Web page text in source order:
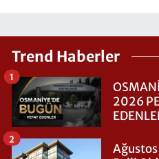
Trend Haberler
2026
1
2